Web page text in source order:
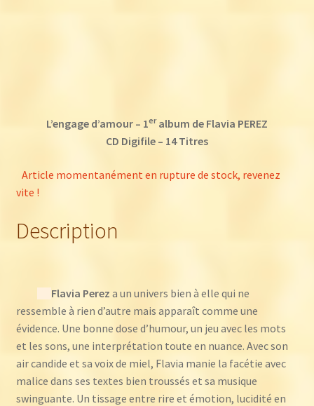
L’engage d’amour – 1eralbum de Flavia PEREZ
CD Digifile – 14 Titres
Article momentanément en rupture de stock, revenez
vite !
Description
Flavia Perez a un univers bien à elle qui ne
ressemble à rien d’autre mais apparaît comme une
évidence. Une bonne dose d’humour, un jeu avec les mots
et les sons, une interprétation toute en nuance. Avec son
air candide et sa voix de miel, Flavia manie la facétie avec
malice dans ses textes bien troussés et sa musique
swinguante. Un tissage entre rire et émotion, lucidité en